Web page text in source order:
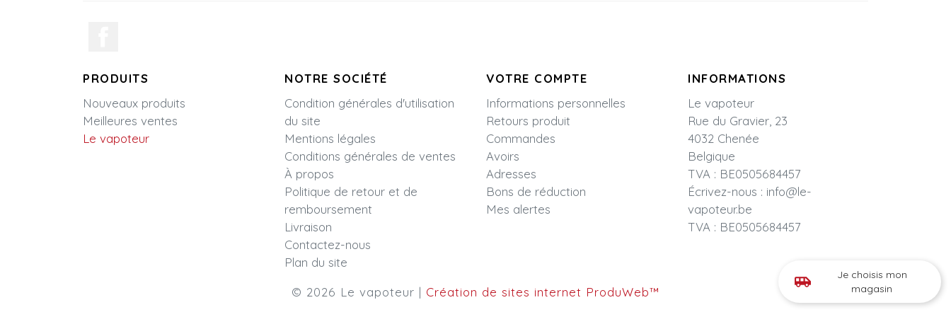
PRODUITS
Nouveaux produits
Meilleures ventes
Le vapoteur
NOTRE SOCIÉTÉ
Condition générales d'utilisation
du site
Mentions légales
Conditions générales de ventes
À propos
Politique de retour et de
remboursement
Livraison
Contactez-nous
Plan du site
VOTRE COMPTE
Informations personnelles
Retours produit
Commandes
Avoirs
Adresses
Bons de réduction
Mes alertes
INFORMATIONS
Le vapoteur
Rue du Gravier, 23
4032 Chenée
Belgique
TVA : BE0505684457
Écrivez-nous : info@le-
vapoteur.be
TVA : BE0505684457
airport_shuttle
Je choisis mon
magasin
© 2026 Le vapoteur | Création de sites internet ProduWeb™